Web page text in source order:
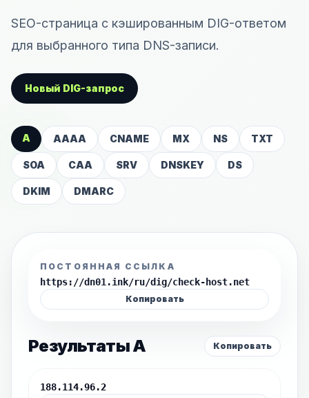
SEO-страница с кэшированным DIG-ответом
для выбранного типа DNS-записи.
Новый DIG-запрос
A AAAA CNAME MX NS TXT
SOA CAA SRV DNSKEY DS
DKIM DMARC
ПОСТОЯННАЯ ССЫЛКА
https://dn01.ink/ru/dig/check-host.net
Копировать
Результаты A Копировать
188.114.96.2